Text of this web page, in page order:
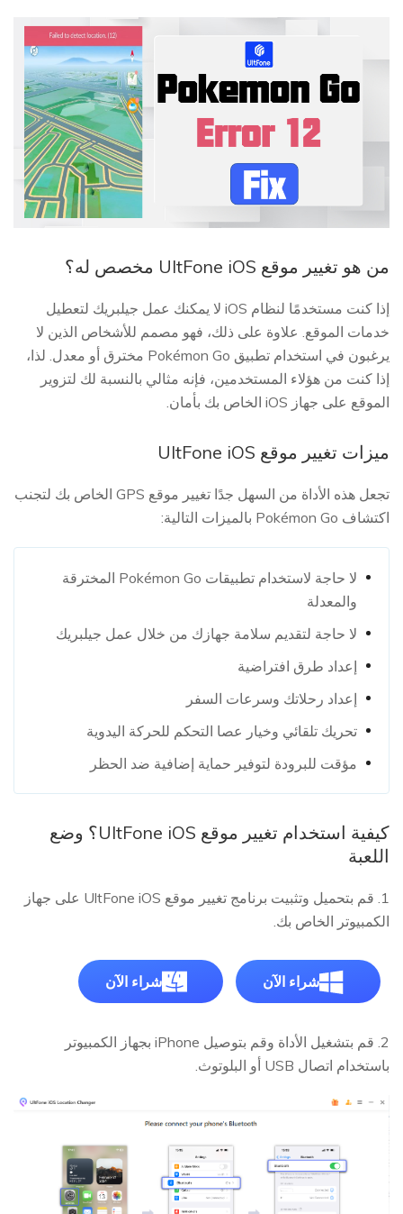
من هو تغيير موقع UltFone iOS مخصص له؟
إذا كنت مستخدمًا لنظام iOS لا يمكنك عمل جيلبريك لتعطيل
خدمات الموقع. علاوة على ذلك، فهو مصمم للأشخاص الذين لا
يرغبون في استخدام تطبيق Pokémon Go مخترق أو معدل. لذا،
إذا كنت من هؤلاء المستخدمين، فإنه مثالي بالنسبة لك لتزوير
الموقع على جهاز iOS الخاص بك بأمان.
ميزات تغيير موقع UltFone iOS
تجعل هذه الأداة من السهل جدًا تغيير موقع GPS الخاص بك لتجنب
اكتشاف Pokémon Go بالميزات التالية:
لا حاجة لاستخدام تطبيقات Pokémon Go المخترقة
والمعدلة
لا حاجة لتقديم سلامة جهازك من خلال عمل جيلبريك
إعداد طرق افتراضية
إعداد رحلاتك وسرعات السفر
تحريك تلقائي وخيار عصا التحكم للحركة اليدوية
مؤقت للبرودة لتوفير حماية إضافية ضد الحظر
كيفية استخدام تغيير موقع UltFone iOS؟ وضع
اللعبة
1. قم بتحميل وتثبيت برنامج تغيير موقع UltFone iOS على جهاز
الكمبيوتر الخاص بك.
شراء الآن شراء الآن
2. قم بتشغيل الأداة وقم بتوصيل iPhone بجهاز الكمبيوتر
باستخدام اتصال USB أو البلوتوث.